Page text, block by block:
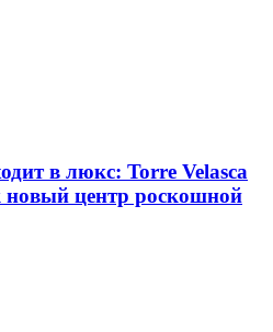
в люкс: Torre Velasca
новый центр роскошной